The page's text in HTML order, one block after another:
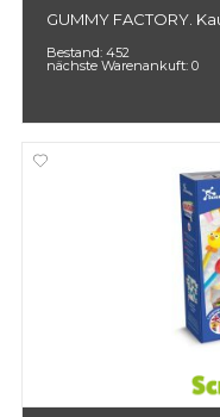
GUMMY FACTORY.
Bestand: 452
nächste Warenankuft: 0